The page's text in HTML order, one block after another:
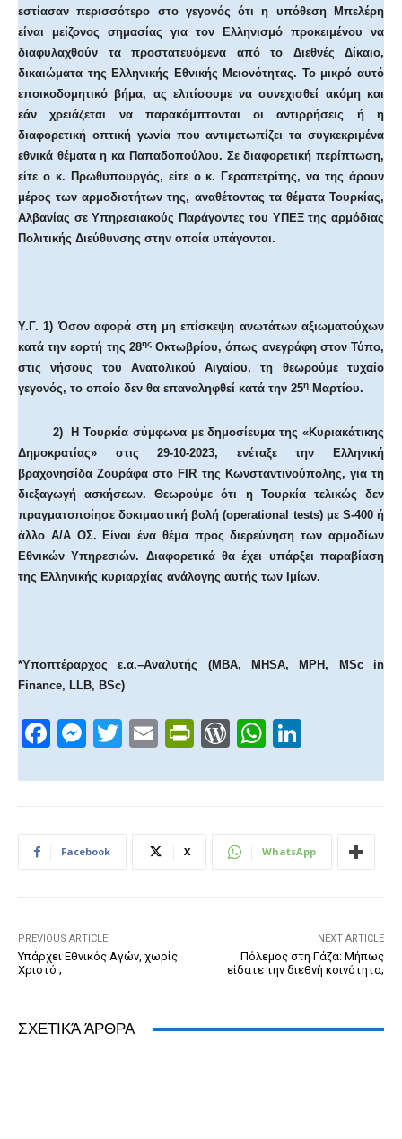
εστίασαν περισσότερο στο γεγονός ότι η υπόθεση Μπελέρη
είναι μείζονος σημασίας για τον Ελληνισμό προκειμένου να
διαφυλαχθούν τα προστατευόμενα από το Διεθνές Δίκαιο,
δικαιώματα της Ελληνικής Εθνικής Μειονότητας. Το μικρό αυτό
εποικοδομητικό βήμα, ας ελπίσουμε να συνεχισθεί ακόμη και
εάν χρειάζεται να παρακάμπτονται οι αντιρρήσεις ή η
διαφορετική οπτική γωνία που αντιμετωπίζει τα συγκεκριμένα
εθνικά θέματα η κα Παπαδοπούλου. Σε διαφορετική περίπτωση,
είτε ο κ. Πρωθυπουργός, είτε ο κ. Γεραπετρίτης, να της άρουν
μέρος των αρμοδιοτήτων της, αναθέτοντας τα θέματα Τουρκίας,
Αλβανίας σε Υπηρεσιακούς Παράγοντες του ΥΠΕΞ της αρμόδιας
Πολιτικής Διεύθυνσης στην οποία υπάγονται.
Υ.Γ. 1) Όσον αφορά στη μη επίσκεψη ανωτάτων αξιωματούχων
κατά την εορτή της 28ηςΟκτωβρίου, όπως ανεγράφη στον Τύπο,
στις νήσους του Ανατολικού Αιγαίου, τη θεωρούμε τυχαίο
γεγονός, το οποίο δεν θα επαναληφθεί κατά την 25η Μαρτίου.
2) H Τουρκία σύμφωνα με δημοσίευμα της «Κυριακάτικης
Δημοκρατίας» στις 29-10-2023, ενέταξε την Ελληνική
βραχονησίδα Ζουράφα στο FIR της Κωνσταντινούπολης, για τη
διεξαγωγή ασκήσεων. Θεωρούμε ότι η Τουρκία τελικώς δεν
πραγματοποίησε δοκιμαστική βολή (operational tests) με S-400 ή
άλλο Α/Α ΟΣ. Είναι ένα θέμα προς διερεύνηση των αρμοδίων
Εθνικών Υπηρεσιών. Διαφορετικά θα έχει υπάρξει παραβίαση
της Ελληνικής κυριαρχίας ανάλογης αυτής των Ιμίων.
*Υποπτέραρχος ε.α.–Αναλυτής (MBA, ΜΗSΑ, MPH , MScin
Finance, LLB, BSc)
F
c
b
k
M
ss
n
T
tt
E
ail
Pr
tF
W
d
e
W
at
A
k
dI
Facebook X WhatsApp
PREVIOUS ARTICLE
Υπάρχει Εθνικός Αγών, χωρίς
Χριστό ;
NEXT ARTICLE
Πόλεμος στη Γάζα: Μήπως
είδατε την διεθνή κοινότητα;
ΣΧΕΤΙΚΆ ΆΡΘΡΑ